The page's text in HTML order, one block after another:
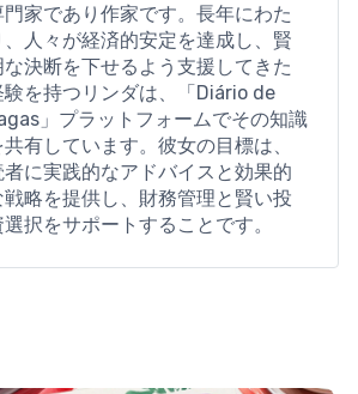
門家であり作家です。長年にわた
、人々が経済的安定を達成し、賢
な決断を下せるよう支援してきた
験を持つリンダは、「Diário de
」プラットフォームでその知識
共有しています。彼女の目標は、
者に実践的なアドバイスと効果的
戦略を提供し、財務管理と賢い投
選択をサポートすることです。